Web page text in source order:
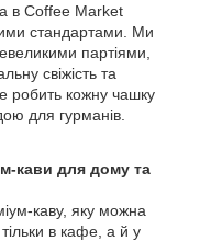
в Coffee Market
стандартами. Ми
партіями,
свіжість та
робить кожну чашку
для гурманів.
кави для дому та
каву, яку можна
в кафе, а й у